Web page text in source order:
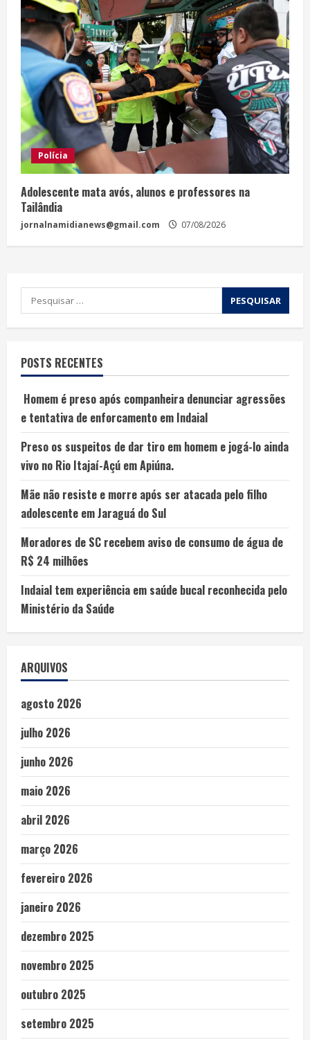
Polícia
Adolescente mata avós, alunos e professores na
Tailândia
jornalnamidianews@gmail.com 07/08/2026
POSTS RECENTES
Homem é preso após companheira denunciar agressões
e tentativa de enforcamento em Indaial
Preso os suspeitos de dar tiro em homem e jogá-lo ainda
vivo no Rio Itajaí-Açú em Apiúna.
Mãe não resiste e morre após ser atacada pelo filho
adolescente em Jaraguá do Sul
Moradores de SC recebem aviso de consumo de água de
R$ 24 milhões
Indaial tem experiência em saúde bucal reconhecida pelo
Ministério da Saúde
ARQUIVOS
agosto 2026
julho 2026
junho 2026
maio 2026
abril 2026
março 2026
fevereiro 2026
janeiro 2026
dezembro 2025
novembro 2025
outubro 2025
setembro 2025